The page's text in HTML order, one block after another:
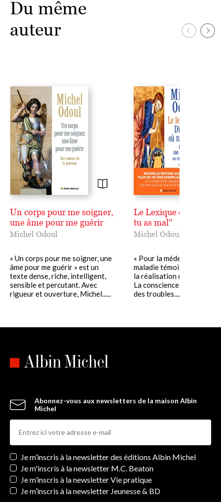
Du même
auteur
Un corps pour me soigner,
une âme pour me guérir
Michel Odoul
« Un corps pour me soigner, une
âme pour me guérir » est un
texte dense, riche, intelligent,
sensible et percutant. Avec
rigueur et ouverture, Michel......
Le Lexique de "Dis-
tu as mal"
Michel Odoul
« Pour la médecine
maladie témoigne d'un
la réalisation du Chemin
La conscience exprime
des troubles......
Abonnez-vous aux newsletters de la maison Albin
Michel
Newsletters
Je m’inscris à la newsletter des éditions Albin Michel
Je m'inscris à la newsletter M.C. Beaton
Je m’inscris à la newsletter Vie pratique
Je m’inscris à la newsletter Jeunesse & BD